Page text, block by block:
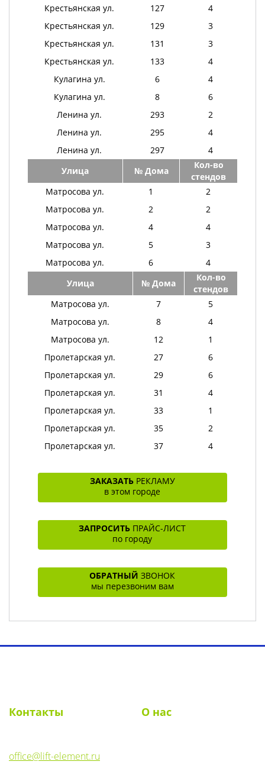
Крестьянская ул.
127
4
Крестьянская ул.
129
3
Крестьянская ул.
131
3
Крестьянская ул.
133
4
Кулагина ул.
6
4
Кулагина ул.
8
6
Ленина ул.
293
2
Ленина ул.
295
4
Ленина ул.
297
4
Улица
№ Дома
Кол-во
стендов
Матросова ул.
1
2
Матросова ул.
2
2
Матросова ул.
4
4
Матросова ул.
5
3
Матросова ул.
6
4
Улица
№ Дома
Кол-во
стендов
Матросова ул.
7
5
Матросова ул.
8
4
Матросова ул.
12
1
Пролетарская ул.
27
6
Пролетарская ул.
29
6
Пролетарская ул.
31
4
Пролетарская ул.
33
1
Пролетарская ул.
35
2
Пролетарская ул.
37 4
ЗАКАЗАТЬРЕКЛАМУ
в этом городе
ЗАПРОСИТЬ ПРАЙС-ЛИСТ
по городу
ОБРАТНЫЙ ЗВОНОК
мы перезвоним вам
Контакты
office@lift-element.ru
О нас